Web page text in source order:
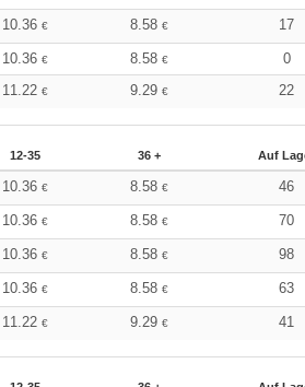
10.36€ 8.58€ 17
10.36€ 8.58€
0
11.22€ 9.29€ 22
12-35 36 + Auf
10.36€ 8.58€ 46
10.36€ 8.58€ 70
10.36€ 8.58€ 98
10.36€ 8.58€ 63
11.22€ 9.29€ 41